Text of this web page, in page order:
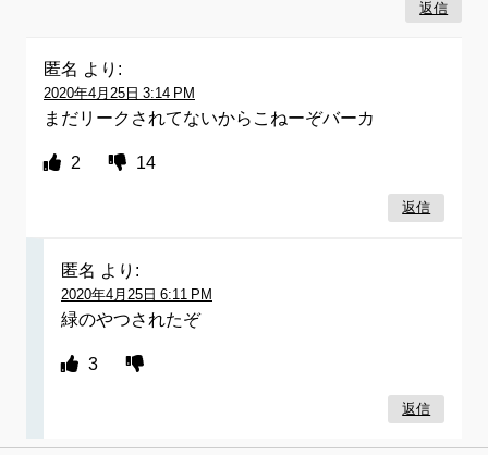
返信
匿名 より:
2020年4月25日 3:14 PM
まだリークされてないからこねーぞバーカ
2 14
返信
匿名 より:
2020年4月25日 6:11 PM
緑のやつされたぞ
3
返信